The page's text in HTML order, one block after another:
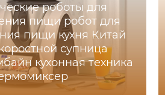
роботы для
пищи робот для
пищи кухня Китай
супница
кухонная техника